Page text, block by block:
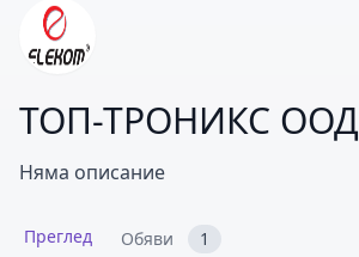
ТОП-ТРОНИКС ООД
Няма описание
Преглед Обяви 1